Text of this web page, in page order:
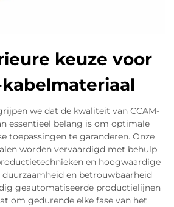
keuze voor
kabelmateriaal
we dat de kwaliteit van CCAM-
essentieel belang is om optimale
toepassingen te garanderen. Onze
worden vervaardigd met behulp
en hoogwaardige
en betrouwbaarheid
geautomatiseerde productielijnen
om gedurende elke fase van het